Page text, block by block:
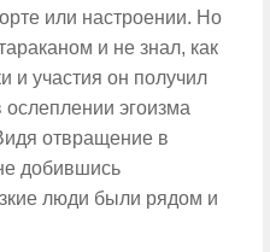
или настроении. Но
и не знал, как
и участия он получил
ослеплении эгоизма
отвращение в
добившись
люди были рядом и